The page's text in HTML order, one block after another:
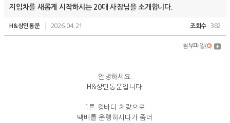
지입차를 새롭게 시작하시는 20대 사장님을 소개합니다.
H&상민통운 2026.04.21 조회수 382
첨부파일(0)
안녕하세요.
H&상민통운입니다.
1톤 윙바디 차량으로
택배를 운행하시다가 좀더